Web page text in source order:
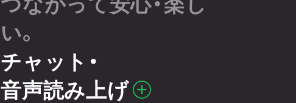
つながって安心・楽し
い。
チャット・
音声読み上げ